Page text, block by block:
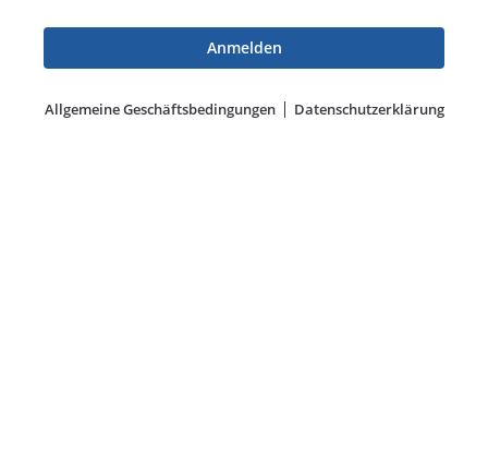
Allgemeine Geschäftsbedingungen Datenschutzerklärung